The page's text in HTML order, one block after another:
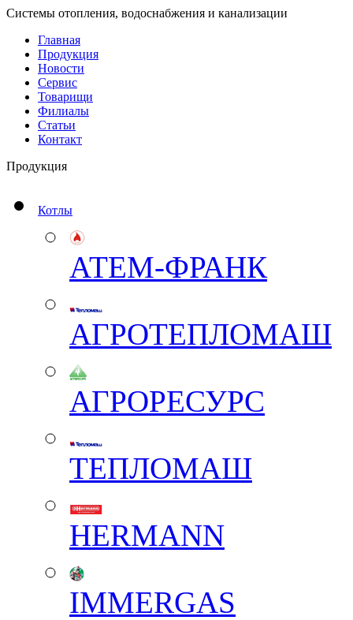
Системы отопления, водоснабжения и канализации
Главная
Продукция
Новости
Сервис
Товарищи
Филиалы
Статьи
Контакт
Продукция
Котлы
АТЕМ-ФРАНК
АГРОТЕПЛОМАШ
АГРОРЕСУРС
ТЕПЛОМАШ
HERMANN
IMMERGAS